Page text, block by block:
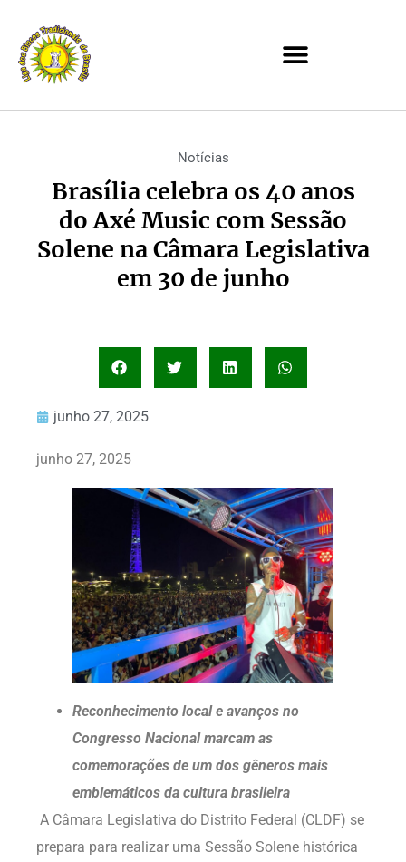
Notícias
Brasília celebra os 40 anos
do Axé Music com Sessão
Solene na Câmara Legislativa
em 30 de junho
junho 27, 2025
junho 27, 2025
Reconhecimento local e avanços no
Congresso Nacional marcam as
comemorações de um dos gêneros mais
emblemáticos da cultura brasileira
A Câmara Legislativa do Distrito Federal (CLDF) se
prepara para realizar uma Sessão Solene histórica